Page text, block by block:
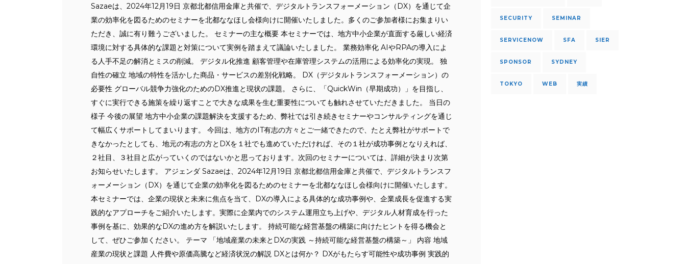
Sazaeは、2024年12月19日 京都北都信用金庫と共催で、デジタルトランスフォーメーション（DX）を通じて企
業の効率化を図るためのセミナーを北都ななほし会様向けに開催いたしました。多くのご参加者様にお集まりい
ただき、誠に有り難うございました。 セミナーの主な概要 本セミナーでは、地方中小企業が直面する厳しい経済
環境に対する具体的な課題と対策について実例を踏まえて議論いたしました。 業務効率化 AIやRPAの導入によ
る人手不足の解消とミスの削減。 デジタル化推進 顧客管理や在庫管理システムの活用による効率化の実現。 独
自性の確立 地域の特性を活かした商品・サービスの差別化戦略。 DX（デジタルトランスフォーメーション）の
必要性 グローバル競争力強化のためのDX推進と現状の課題。 さらに、「QuickWin（早期成功）」を目指し、
すぐに実行できる施策を繰り返すことで大きな成果を生む重要性についても触れさせていただきました。 当日の
様子 今後の展望 地方中小企業の課題解決を支援するため、弊社では引き続きセミナーやコンサルティングを通じ
て幅広くサポートしてまいります。 今回は、地方のIT有志の方々とご一緒できたので、たとえ弊社がサポートで
きなかったとしても、地元の有志の方とDXを１社でも進めていただければ、その１社が成功事例となりえれば、
２社目、３社目と広がっていくのではないかと思っております。次回のセミナーについては、詳細が決まり次第
お知らせいたします。 アジェンダ Sazaeは、2024年12月19日 京都北都信用金庫と共催で、デジタルトランスフ
ォーメーション（DX）を通じて企業の効率化を図るためのセミナーを北都ななほし会様向けに開催いたします。
本セミナーでは、企業の現状と未来に焦点を当て、DXの導入による具体的な成功事例や、企業成長を促進する実
践的なアプローチをご紹介いたします。実際に企業内でのシステム運用立ち上げや、デジタル人材育成を行った
事例を基に、効果的なDXの進め方を解説いたします。 持続可能な経営基盤の構築に向けたヒントを得る機会と
して、ぜひご参加ください。 テーマ 「地域産業の未来とDXの実践 ～持続可能な経営基盤の構築～」 内容 地域
産業の現状と課題 人件費や原価高騰など経済状況の解説 DXとは何か？ DXがもたらす可能性や成功事例 実践的
SECURITY SEMINAR
SERVICENOW SFA SIER
SPONSOR SYDNEY
TOKYO WEB 実績